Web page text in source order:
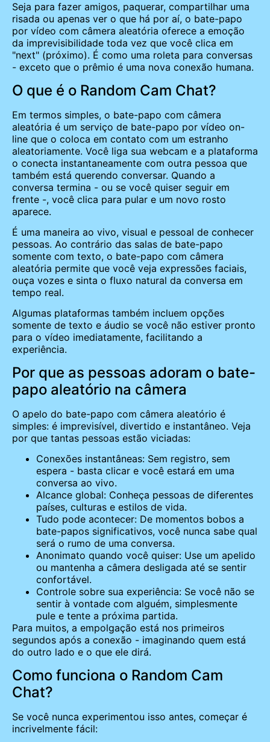
Seja para fazer amigos, paquerar, compartilhar uma
risada ou apenas ver o que há por aí, o bate-papo
por vídeo com câmera aleatória oferece a emoção
da imprevisibilidade toda vez que você clica em
"next" (próximo). É como uma roleta para conversas
- exceto que o prêmio é uma nova conexão humana.
O que é o Random Cam Chat?
Em termos simples, o bate-papo com câmera
aleatória é um serviço de bate-papo por vídeo on-
line que o coloca em contato com um estranho
aleatoriamente. Você liga sua webcam e a plataforma
o conecta instantaneamente com outra pessoa que
também está querendo conversar. Quando a
conversa termina - ou se você quiser seguir em
frente -, você clica para pular e um novo rosto
aparece.
É uma maneira ao vivo, visual e pessoal de conhecer
pessoas. Ao contrário das salas de bate-papo
somente com texto, o bate-papo com câmera
aleatória permite que você veja expressões faciais,
ouça vozes e sinta o fluxo natural da conversa em
tempo real.
Algumas plataformas também incluem opções
somente de texto e áudio se você não estiver pronto
para o vídeo imediatamente, facilitando a
experiência.
Por que as pessoas adoram o bate-
papo aleatório na câmera
O apelo do bate-papo com câmera aleatório é
simples: é imprevisível, divertido e instantâneo. Veja
por que tantas pessoas estão viciadas:
Conexões instantâneas: Sem registro, sem
espera - basta clicar e você estará em uma
conversa ao vivo.
Alcance global: Conheça pessoas de diferentes
países, culturas e estilos de vida.
Tudo pode acontecer: De momentos bobos a
bate-papos significativos, você nunca sabe qual
será o rumo de uma conversa.
Anonimato quando você quiser: Use um apelido
ou mantenha a câmera desligada até se sentir
confortável.
Controle sobre sua experiência: Se você não se
sentir à vontade com alguém, simplesmente
pule e tente a próxima partida.
Para muitos, a empolgação está nos primeiros
segundos após a conexão - imaginando quem está
do outro lado e o que ele dirá.
Como funciona o Random Cam
Chat?
Se você nunca experimentou isso antes, começar é
incrivelmente fácil: